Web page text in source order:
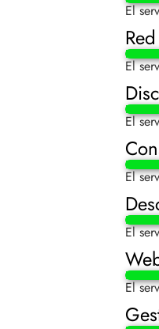
El
El
El
El
El
El